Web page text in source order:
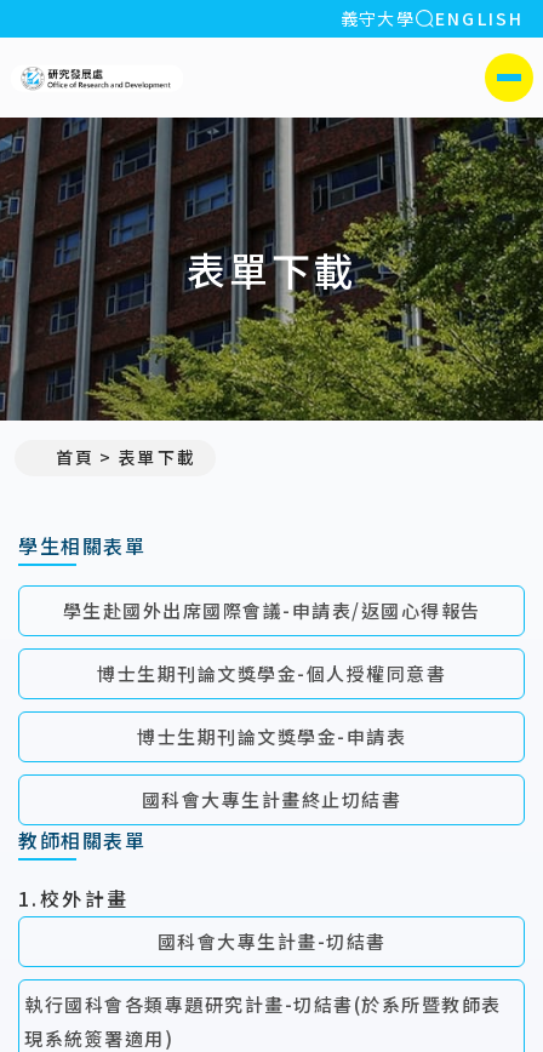
:::
義守大學 全站搜索
ENGLISH
側選單
表單下載
首頁 表單下載
學生相關表單
學生赴國外出席國際會議-申請表/返國心得報告
博士生期刊論文獎學金-個人授權同意書
博士生期刊論文獎學金-申請表
國科會大專生計畫終止切結書
教師相關表單
1.校外計畫
國科會大專生計畫-切結書
執行國科會各類專題研究計畫-切結書(於系所暨教師表
現系統簽署適用)